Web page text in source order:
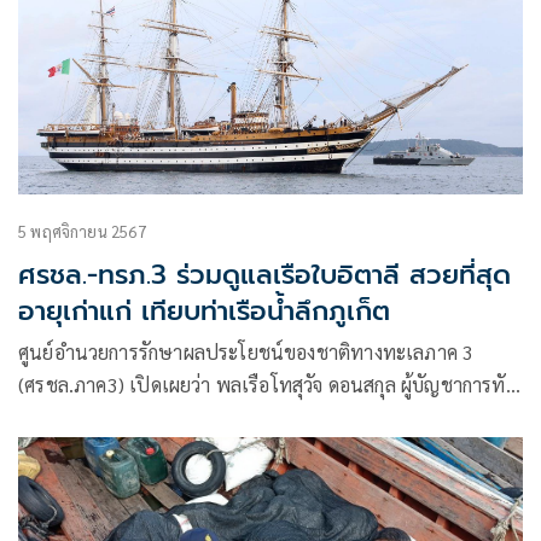
5 พฤศจิกายน 2567
ศรชล.-ทรภ.3 ร่วมดูแลเรือใบอิตาลี สวยที่สุด
อายุเก่าแก่ เทียบท่าเรือน้ำลึกภูเก็ต
ศูนย์อำนวยการรักษาผลประโยชน์ของชาติทางทะเลภาค 3
(ศรชล.ภาค3) เปิดเผยว่า พลเรือโทสุวัจ ดอนสกุล ผู้บัญชาการทัพ
ประโยชน์ของชาติทางทะเลภาค 3 (ผอ.ศรชล.ภาค 3)